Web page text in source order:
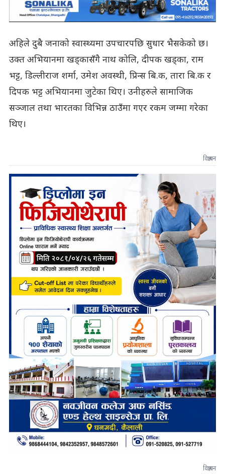
अहिले दुबै जनाको स्वास्थ्यमा उपचारपछि सुधार भैसकेको छ।
उक्त अभियानमा खड्कासँगै नाथ कोलि, दीपक खड्का, राम
भट्ट, डिल्लीराज शर्मा, उमेश अवस्थी, प्रिन्स बि.क, तारा बि.क र
दिपक भट्ट अभियानमा जुटेका थिए। उनीहरुले सामाजिक
सञ्जाल तथा भारतका विभिन्न ठाउँमा गएर रकम जम्मा गरेका
थिए।
विज्ञापन
विज्ञापन